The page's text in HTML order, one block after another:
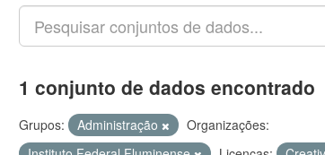
1 conjunto de dados encontrado
Grupos: Administração
Organizações: